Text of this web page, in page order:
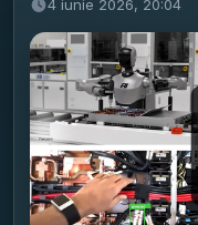
4 iunie 2026, 20:04